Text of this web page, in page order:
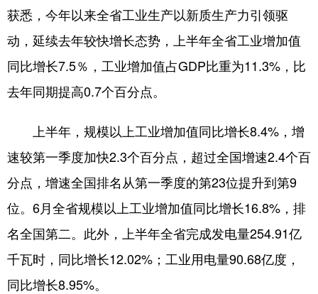
获悉，今年以来全省工业生产以新质生产力引领驱
动，延续去年较快增长态势，上半年全省工业增加值
同比增长7.5％，工业增加值占GDP比重为11.3%，比
去年同期提高0.7个百分点。
上半年，规模以上工业增加值同比增长8.4%，增
速较第一季度加快2.3个百分点，超过全国增速2.4个百
分点，增速全国排名从第一季度的第23位提升到第9
位。6月全省规模以上工业增加值同比增长16.8%，排
名全国第二。此外，上半年全省完成发电量254.91亿
千瓦时，同比增长12.02%；工业用电量90.68亿度，
同比增长8.95%。